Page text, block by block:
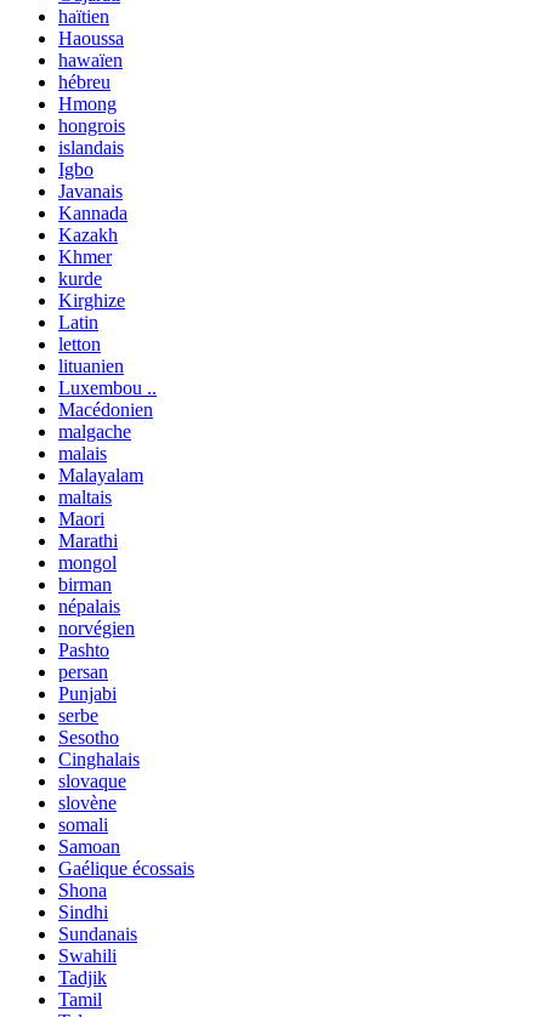
haïtien
Haoussa
hawaïen
hébreu
Hmong
hongrois
islandais
Igbo
Javanais
Kannada
Kazakh
Khmer
kurde
Kirghize
Latin
letton
lituanien
Luxembou ..
Macédonien
malgache
malais
Malayalam
maltais
Maori
Marathi
mongol
birman
népalais
norvégien
Pashto
persan
Punjabi
serbe
Sesotho
Cinghalais
slovaque
slovène
somali
Samoan
Gaélique écossais
Shona
Sindhi
Sundanais
Swahili
Tadjik
Tamil